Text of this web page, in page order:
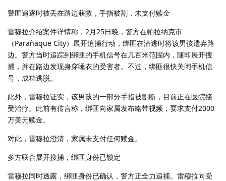
警匪追逐时被丢在路边获救，手指被割，未支付赎金
雷穆拉介绍案件详情称，2月25日晚，警方在帕拉纳克市
（Parañaque City）展开追捕行动，绑匪在潜逃时将该男孩遗弃路
边。警方当时追踪到绑匪的手机信号在几百米范围内，随即展开搜
捕，并在路边发现身穿睡衣的受害者。不过，绑匪很快关闭手机信
号，成功逃脱。
此外，雷穆拉证实，该男孩的一部分手指被割断，目前正在医院接
受治疗。此前有传言称，绑匪向家属发布略带视频，要求支付2000
万美元赎金。
对此，雷穆拉澄清，家属未支付任何赎金。
多方联合展开搜捕，绑匪身份已锁定
雷穆拉同时透露，绑匪身份已确认，警方正全力追捕。雷穆拉向受